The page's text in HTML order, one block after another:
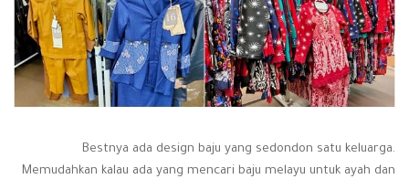
Bestnya ada design baju yang sedondon satu keluarga.
Memudahkan kalau ada yang mencari baju melayu untuk ayah dan